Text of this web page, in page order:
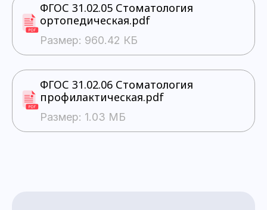
ФГОС 31.02.05 Стоматология
ортопедическая.pdf
Размер: 960.42 КБ
ФГОС 31.02.06 Стоматология
профилактическая.pdf
Размер: 1.03 МБ